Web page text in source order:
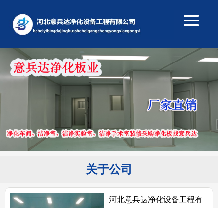
关于公司
河北意兵达净化设备工程有